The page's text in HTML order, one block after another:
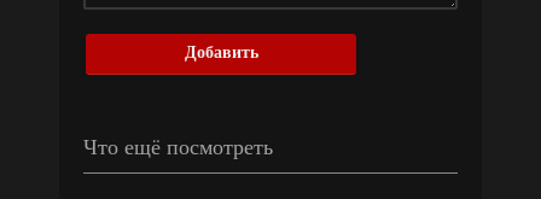
Добавить
Что ещё посмотреть